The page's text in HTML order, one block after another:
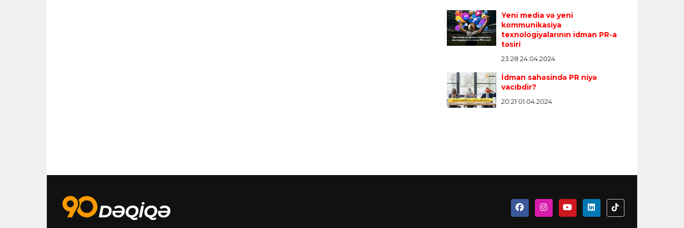
Yeni media və yeni
kommunikasiya
texnologiyalarının idman PR-a
təsiri
23:28 24.04.2024
İdman sahəsində PR niyə
vacıbdir?
20:21 01.04.2024